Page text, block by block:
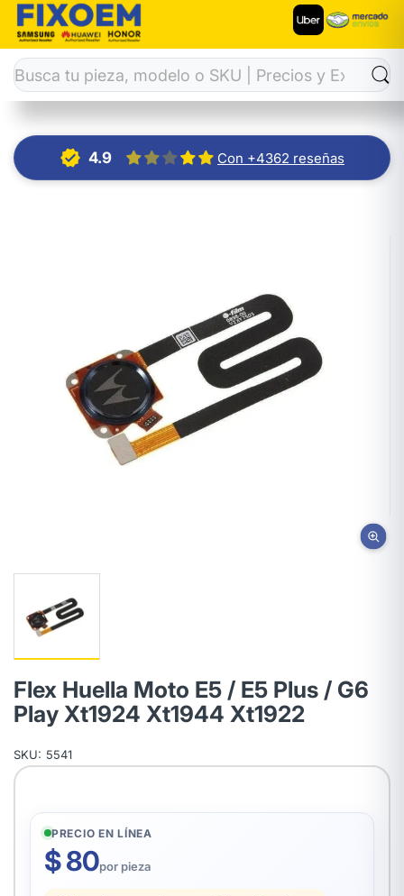
Inicio Flex Huella Flex Huella Moto E5 / E5 Plus / G6 Play
4.9 Con +4362 reseñas
Flex Huella Moto E5 / E5 Plus / G6
Play Xt1924 Xt1944 Xt1922
SKU: 5541
PRECIO EN LÍNEA
$ 80por pieza